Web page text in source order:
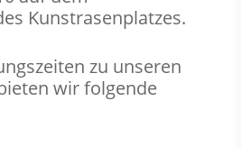
Kunstrasenplatzes.
zu unseren
wir folgende